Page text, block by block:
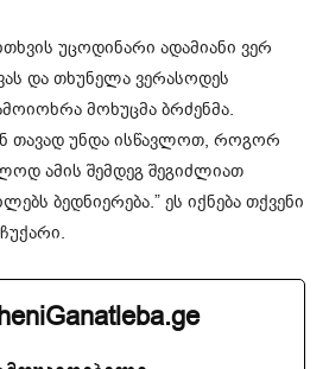
უცოდინარი ადამიანი ვერ
და თხუნელა ვერასოდეს
მოხუცმა ბრძენმა.
თავად უნდა ისწავლოთ, როგორ
ამის შემდეგ შეგიძლიათ
ბედნიერება.” ეს იქნება თქვენი